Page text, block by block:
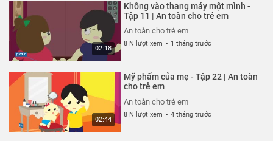
02:51
An toàn cho trẻ em
26 N lượt xem
03:58
toàn cho trẻ em
An toàn cho trẻ em
26 N lượt xem
02:18
Không vào thang máy một mình -
Tập 11 | An toàn cho trẻ em
An toàn cho trẻ em
8 N lượt xem - 1 tháng trước
02:44
Mỹ phẩm của mẹ - Tập 22 | An toàn
cho trẻ em
An toàn cho trẻ em
8 N lượt xem - 4 tháng trước